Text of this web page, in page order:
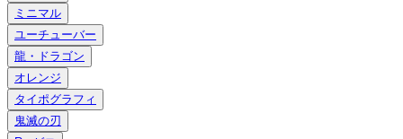
ミニマル
ユーチューバー
龍・ドラゴン
オレンジ
タイポグラフィ
鬼滅の刃